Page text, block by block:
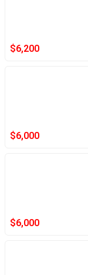
$6,200
$6,000
$6,000